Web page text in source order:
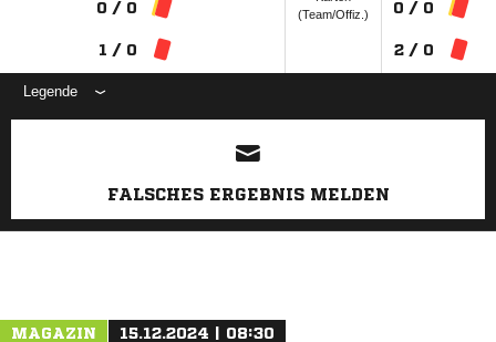
0 / 0
1 / 0
(Team/Offiz.)
0 / 0
2 / 0
Legende
ANZEIGE
FALSCHES ERGEBNIS MELDEN
MAGAZIN 15.12.2024 | 08:30